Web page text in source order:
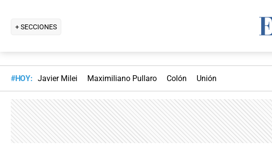
+ SECCIONES
#HOY: Javier Milei Maximiliano Pullaro Colón Unión